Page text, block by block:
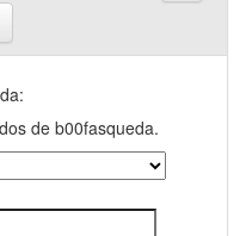
de b00fasqueda.